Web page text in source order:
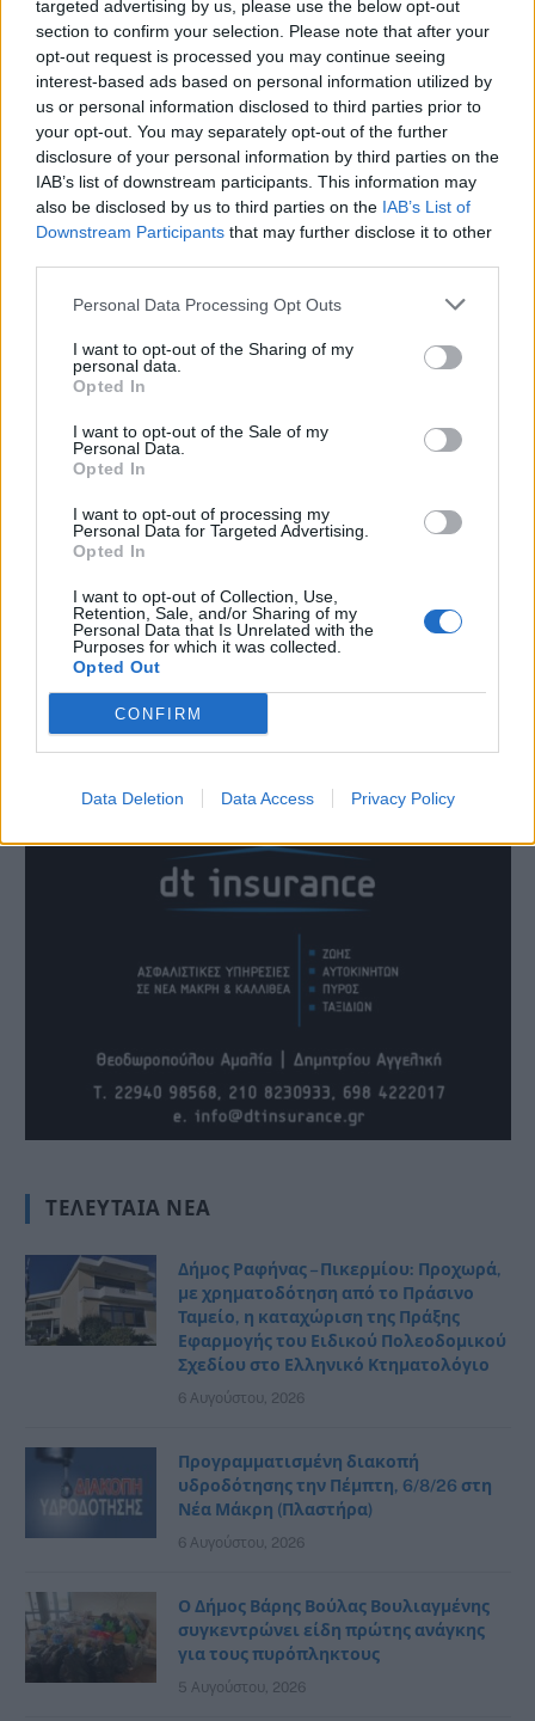
targeted advertising by us, please use the below opt-out
section to confirm your selection. Please note that after your
opt-out request is processed you may continue seeing
interest-based ads based on personal information utilized by
us or personal information disclosed to third parties prior to
your opt-out. You may separately opt-out of the further
disclosure of your personal information by third parties on the
IAB’s list of downstream participants. This information may
also be disclosed by us to third parties on the IAB’s List of
Downstream Participants that may further disclose it to other
Personal Data Processing Opt Outs
I want to opt-out of the Sharing of my
personal data.
Opted In
I want to opt-out of the Sale of my
Personal Data.
Opted In
I want to opt-out of processing my
Personal Data for Targeted Advertising.
Opted In
I want to opt-out of Collection, Use,
Retention, Sale, and/or Sharing of my
Personal Data that Is Unrelated with the
Purposes for which it was collected.
Opted Out
CONFIRM
Data Deletion Data Access Privacy Policy
ΤΕΛΕΥΤΑΊΑ ΝΈΑ
Δήμος Ραφήνας – Πικερμίου: Προχωρά,
με χρηματοδότηση από το Πράσινο
Ταμείο, η καταχώριση της Πράξης
Εφαρμογής του Ειδικού Πολεοδομικού
Σχεδίου στο Ελληνικό Κτηματολόγιο
6 Αυγούστου, 2026
Προγραμματισμένη διακοπή
υδροδότησης την Πέμπτη, 6/8/26 στη
Νέα Μάκρη (Πλαστήρα)
6 Αυγούστου, 2026
Ο Δήμος Βάρης Βούλας Βουλιαγμένης
συγκεντρώνει είδη πρώτης ανάγκης
για τους πυρόπληκτους
5 Αυγούστου, 2026